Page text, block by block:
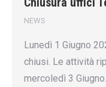
NEWS
Lunedì 1 Giugno
chiusi. Le attività
mercoledì 3 Giugno.